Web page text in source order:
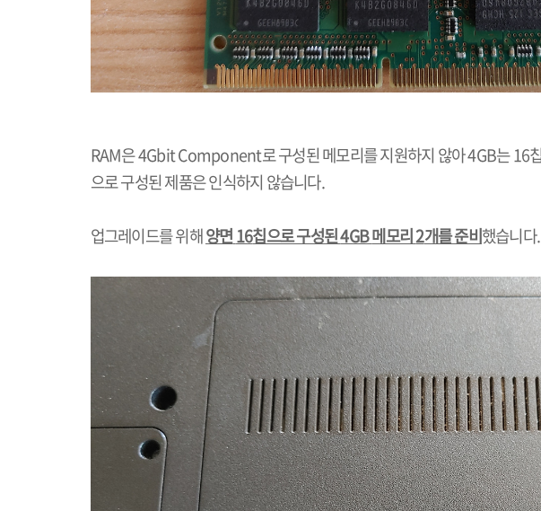
RAM은4Gbit Component로 구성된 메모리를 지원하지 않아4GB는16
으로 구성된 제품은 인식하지 않습니다.
업그레이드를 위해양면16칩으로 구성된4GB메모리2개를 준비했습니다.